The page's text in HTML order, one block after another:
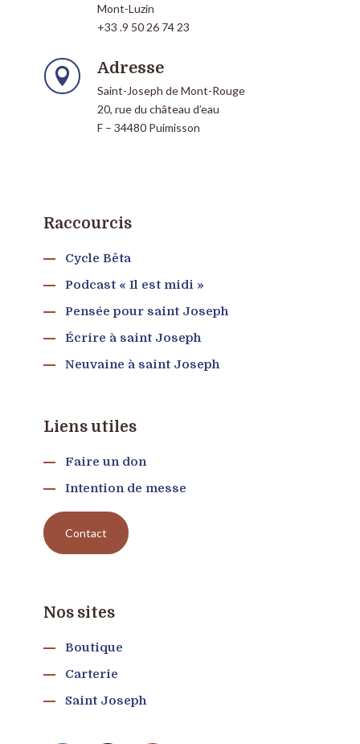
Mont-Luzin
+33 .9 50 26 74 23
 Adresse
Saint-Joseph de Mont-Rouge
20, rue du château d’eau
F – 34480 Puimisson
Raccourcis
Cycle Bêta
Podcast « Il est midi »
Pensée pour saint Joseph
Écrire à saint Joseph
Neuvaine à saint Joseph
Liens utiles
Faire un don
Intention de messe
Contact
Nos sites
Boutique
Carterie
Saint Joseph